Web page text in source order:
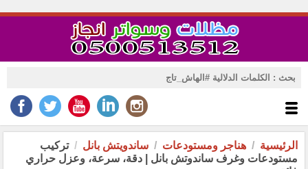
الرئيسية هناجر ومستودعات ساندويتش بانل
تركيب
مستودعات وغرف ساندوتش بانل | دقة، سرعة، وعزل حراري